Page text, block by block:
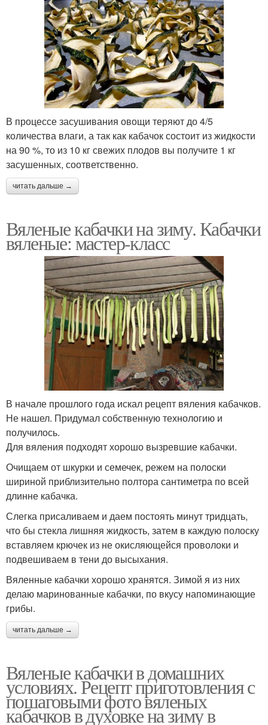
В процессе засушивания овощи теряют до 4/5
количества влаги, а так как кабачок состоит из жидкости
на 90 %, то из 10 кг свежих плодов вы получите 1 кг
засушенных, соответственно.
читать дальше →
Вяленые кабачки на зиму. Кабачки
вяленые: мастер-класс
В начале прошлого года искал рецепт вяления кабачков.
Не нашел. Придумал собственную технологию и
получилось.
Для вяления подходят хорошо вызревшие кабачки.
Очищаем от шкурки и семечек, режем на полоски
шириной приблизительно полтора сантиметра по всей
длинне кабачка.
Слегка присаливаем и даем постоять минут тридцать,
что бы стекла лишняя жидкость, затем в каждую полоску
вставляем крючек из не окисляющейся проволоки и
подвешиваем в тени до высыхания.
Вяленные кабачки хорошо хранятся. Зимой я из них
делаю маринованные кабачки, по вкусу напоминающие
грибы.
читать дальше →
Вяленые кабачки в домашних
условиях. Рецепт приготовления с
пошаговыми фото вяленых
кабачков в духовке на зиму в